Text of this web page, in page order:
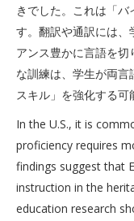
きでした。これは「
す。翻訳や通訳には、
アンス豊かに言語を
な訓練は、学生が両
スキル」を強化する可
In the U.S., it is
proficiency requires
findings suggest that
instruction in the
education research